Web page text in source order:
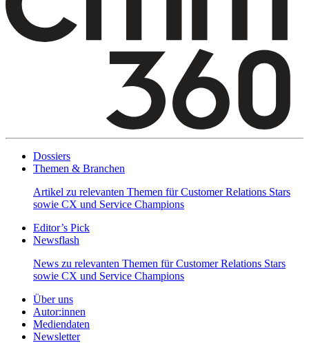
Dossiers
Themen & Branchen
Artikel zu relevanten Themen für Customer Relations Stars
sowie CX und Service Champions
Editor’s Pick
Newsflash
News zu relevanten Themen für Customer Relations Stars
sowie CX und Service Champions
Über uns
Autor:innen
Mediendaten
Newsletter